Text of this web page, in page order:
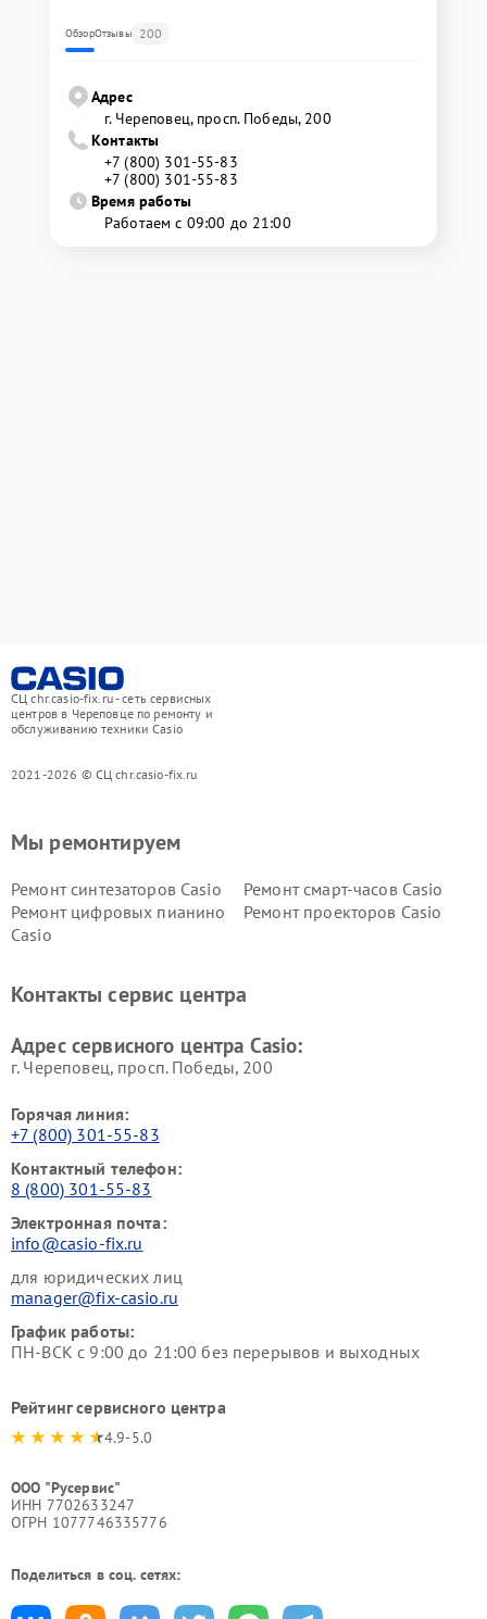
ОбзорОтзывы 200
Адрес
г. Череповец, просп. Победы, 200
Контакты
+7 (800) 301-55-83
+7 (800) 301-55-83
Время работы
Работаем с 09:00 до 21:00
СЦ chr.casio-fix.ru - сеть сервисных
центров в Череповце по ремонту и
обслуживанию техники Casio
2021-2026 © СЦ chr.casio-fix.ru
Мы ремонтируем
Ремонт синтезаторов Casio
Ремонт смарт-часов Casio
Ремонт цифровых пианино
Casio
Ремонт проекторов Casio
Контакты сервис центра
Адрес сервисного центра Casio:
г. Череповец, просп. Победы, 200
Горячая линия:
+7 (800) 301-55-83
Контактный телефон:
8 (800) 301-55-83
Электронная почта:
info@casio-fix.ru
для юридических лиц
manager@fix-casio.ru
График работы:
ПН-ВСК с 9:00 до 21:00 без перерывов и выходных
Рейтинг сервисного центра
4.9-5.0
ООО "Русервис"
ИНН 7702633247
ОГРН 1077746335776
Поделиться в соц. сетях: